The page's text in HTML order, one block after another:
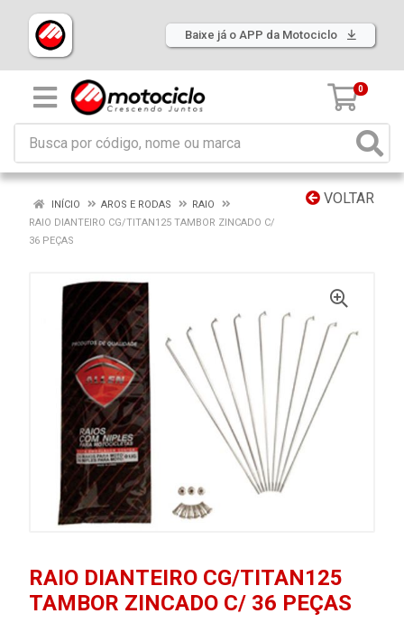
Baixe já o APP da Motociclo
0
VOLTAR
INÍCIO AROS E RODAS
RAIO
RAIO DIANTEIRO CG/TITAN125 TAMBOR ZINCADO C/
36 PEÇAS
RAIO DIANTEIRO CG/TITAN125
TAMBOR ZINCADO C/ 36 PEÇAS